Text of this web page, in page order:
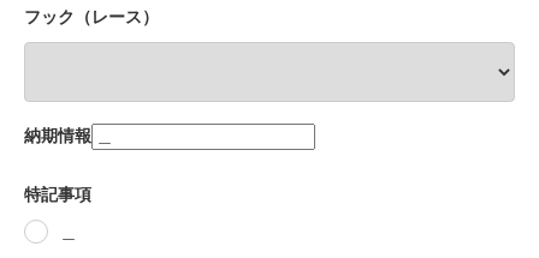
フック（レース）
納期情報
特記事項